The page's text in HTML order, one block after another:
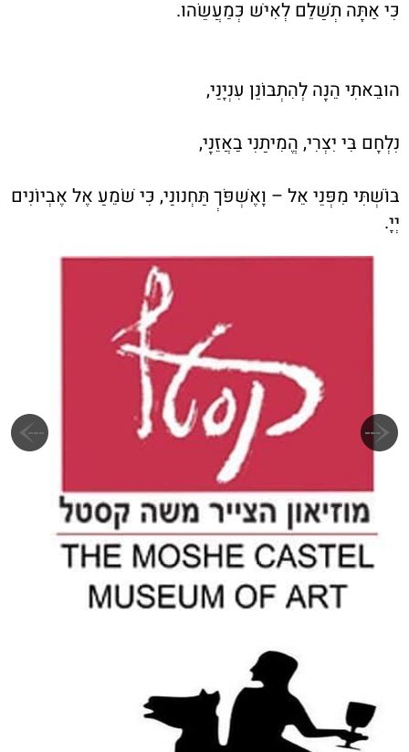
כִּי אַתָּה תְשַׁלֵּם לְאִישׁ כְּמַעֲשֵׂהוּ.
הוּבֵאתִי הֵנָּה לְהִתְבּוֹנֵן עִנְיָנַי,
נִלְחָם בִּי יִצְרִי, הֱמִיתַנִי בַאֲזֵנָי,
בּוֹשְׁתִּי מִפְּנֵי אֵל – וָאֶשְׁפֹּךְ תַּחְנוּנַי, כִּי שֹׁמֵעַ אֶל אֶבְיוֹנִים
יְיָ.